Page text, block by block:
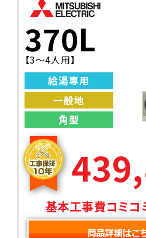
370L
【3〜4人用】
給湯専用
一般地
角型
基本工事費コミコ